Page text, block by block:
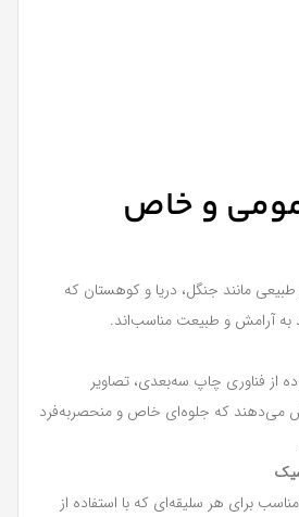
و خاص
مانند جنگل، دریا و کوهستان که
به آرامش و طبیعت مناسب‌اند.
از فناوری چاپ سه‌بعدی، تصاویر
می‌دهند که جلوه‌ای خاص و منحصربه‌فرد
برای هر سلیقه‌ای که با استفاده از